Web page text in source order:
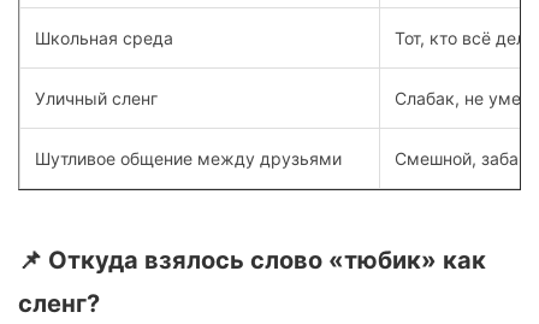
Школьная среда Тот, кто всё
Уличный сленг Слабак, не
Шутливое общение между друзьями Смешной,
📌 Откуда взялось слово «тюбик» как
сленг?